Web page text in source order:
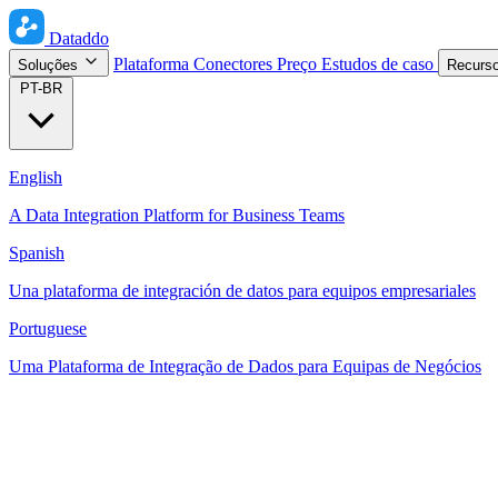
Dataddo
Soluções Plataforma Conectores Preço Estudos de caso
PT-BR
English
A Data Integration Platform for Business Teams
Spanish
Una plataforma de integración de datos para equipos empresariales
Portuguese
Uma Plataforma de Integração de Dados para Equipas de Negócios